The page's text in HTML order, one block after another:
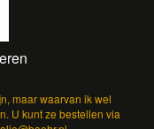
maar waarvan ik wel
U kunt ze bestellen via